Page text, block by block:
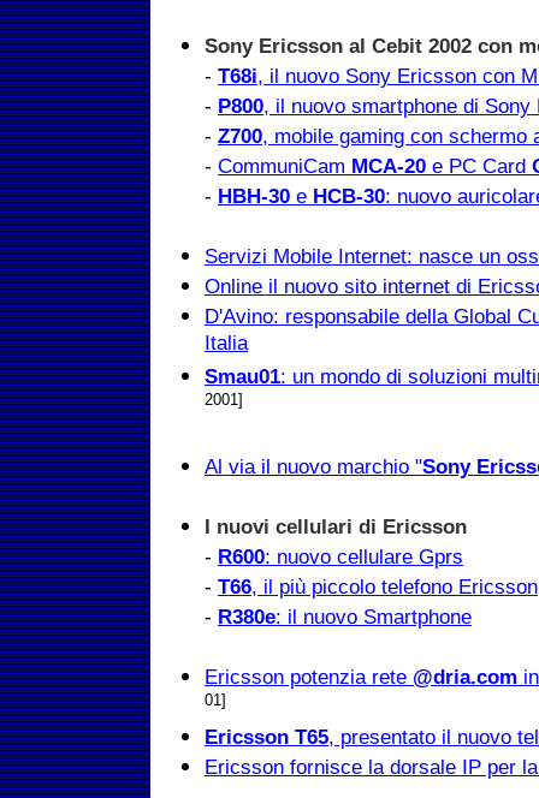
Sony Ericsson al Cebit 2002 con
- T68i, il nuovo Sony Ericsson con
- P800, il nuovo smartphone di Sony
- Z700, mobile gaming con schermo
- CommuniCam MCA-20 e PC Card
- HBH-30 e HCB-30: nuovo
Servizi Mobile Internet: nasce un
Online il nuovo sito internet di
D'Avino: responsabile della Global
Italia
Smau01: un mondo di soluzioni
2001]
Al via il nuovo marchio "Sony
I nuovi cellulari di Ericsson
- R600: nuovo cellulare Gprs
- T66, il più piccolo telefono Ericsson
- R380e: il nuovo Smartphone
Ericsson potenzia rete @dria.com
01]
Ericsson T65, presentato il nuovo
Ericsson fornisce la dorsale IP per